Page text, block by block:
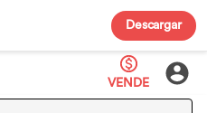
Descargar
VENDE